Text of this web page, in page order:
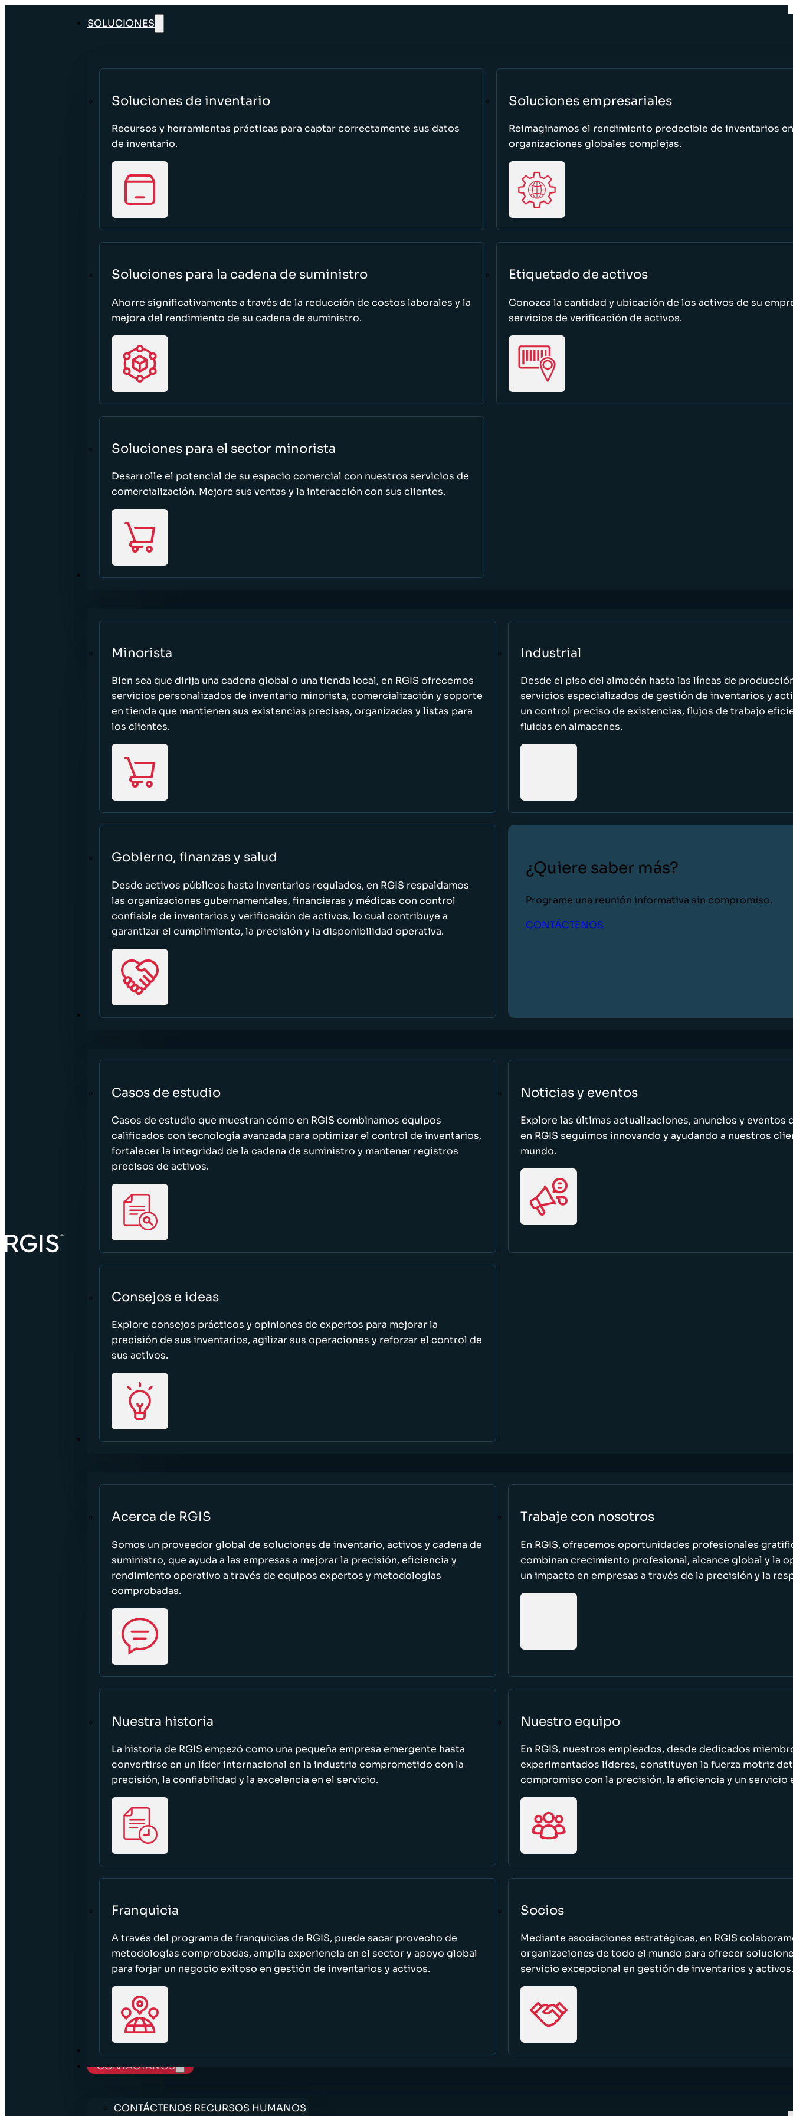
SOLUCIONES
Soluciones de inventario
Recursos y herramientas prácticas para captar correctamente sus datos
de inventario.
Soluciones empresariales
Reimaginamos el rendimiento predecible de inventarios en
organizaciones globales complejas.
Soluciones para la cadena de suministro
Ahorre significativamente a través de la reducción de costos laborales y la
mejora del rendimiento de su cadena de suministro.
Etiquetado de activos
Conozca la cantidad y ubicación de los activos de su
servicios de verificación de activos.
Soluciones para el sector minorista
Desarrolle el potencial de su espacio comercial con nuestros servicios de
comercialización. Mejore sus ventas y la interacción con sus clientes.
SECTORES
Minorista
Bien sea que dirija una cadena global o una tienda local, en RGIS ofrecemos
servicios personalizados de inventario minorista, comercialización y soporte
en tienda que mantienen sus existencias precisas, organizadas y listas para
los clientes.
Industrial
Desde el piso del almacén hasta las líneas de
servicios especializados de gestión de inventarios y
un control preciso de existencias, flujos de trabajo
fluidas en almacenes.
Gobierno, finanzas y salud
Desde activos públicos hasta inventarios regulados, en RGIS respaldamos
las organizaciones gubernamentales, financieras y médicas con control
confiable de inventarios y verificación de activos, lo cual contribuye a
garantizar el cumplimiento, la precisión y la disponibilidad operativa.
¿Quiere saber más?
Programe una reunión informativa sin compromiso.
CONTÁCTENOS
RECURSOS
Casos de estudio
Casos de estudio que muestran cómo en RGIS combinamos equipos
calificados con tecnología avanzada para optimizar el control de inventarios,
fortalecer la integridad de la cadena de suministro y mantener registros
precisos de activos.
Noticias y eventos
Explore las últimas actualizaciones, anuncios y eventos
en RGIS seguimos innovando y ayudando a nuestros
mundo.
Consejos e ideas
Explore consejos prácticos y opiniones de expertos para mejorar la
precisión de sus inventarios, agilizar sus operaciones y reforzar el control de
sus activos.
ACERCA DE
Acerca de RGIS
Somos un proveedor global de soluciones de inventario, activos y cadena de
suministro, que ayuda a las empresas a mejorar la precisión, eficiencia y
rendimiento operativo a través de equipos expertos y metodologías
comprobadas.
Trabaje con nosotros
En RGIS, ofrecemos oportunidades profesionales
combinan crecimiento profesional, alcance global y la
un impacto en empresas a través de la precisión y la
Nuestra historia
La historia de RGIS empezó como una pequeña empresa emergente hasta
convertirse en un líder internacional en la industria comprometido con la
precisión, la confiabilidad y la excelencia en el servicio.
Nuestro equipo
En RGIS, nuestros empleados, desde dedicados
experimentados líderes, constituyen la fuerza motriz
compromiso con la precisión, la eficiencia y un servicio
Franquicia
A través del programa de franquicias de RGIS, puede sacar provecho de
metodologías comprobadas, amplia experiencia en el sector y apoyo global
para forjar un negocio exitoso en gestión de inventarios y activos.
Socios
Mediante asociaciones estratégicas, en RGIS
organizaciones de todo el mundo para ofrecer
servicio excepcional en gestión de inventarios y activos.
TRABAJE CON NOSOTROS
CONTÁCTANOS
CONTÁCTENOS RECURSOS HUMANOS